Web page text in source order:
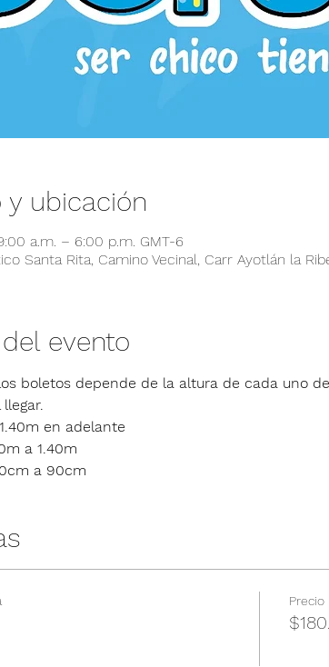
y ubicación
a.m. – 6:00 p.m. GMT-6
Santa Rita, Camino Vecinal, Carr Ayotlán la
evento
boletos depende de la altura de cada uno
en adelante
a 1.40m
a 90cm
Precio